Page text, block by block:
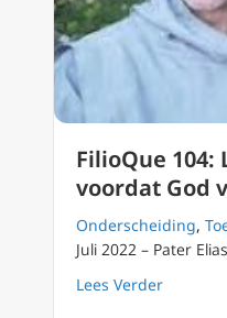
FilioQue 104:
voordat God
Onderscheiding,
Juli 2022 – Pater
Lees Verderabout